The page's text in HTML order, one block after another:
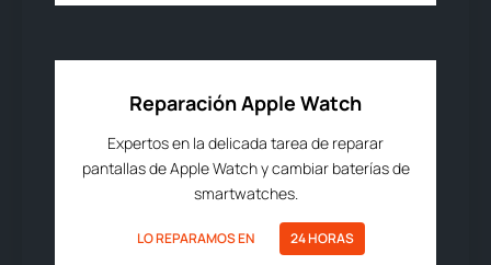
Reparación Apple Watch
Expertos en la delicada tarea de reparar
pantallas de Apple Watch y cambiar baterías de
smartwatches.
LO REPARAMOS EN 24 HORAS